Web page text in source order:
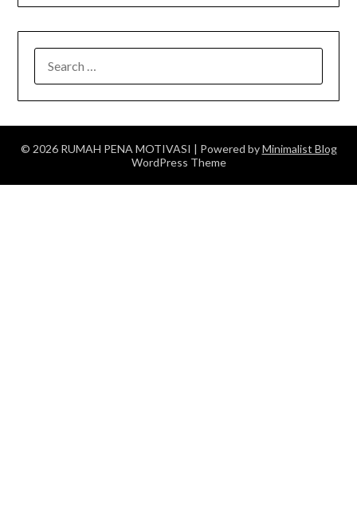
FOR:
© 2026 RUMAH PENA MOTIVASI | Powered byMinimalist Blog
WordPress Theme